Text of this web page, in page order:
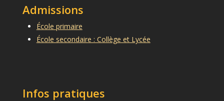
Admissions
École primaire
École secondaire : Collège et Lycée
Infos pratiques